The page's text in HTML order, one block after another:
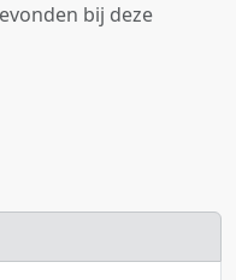
bij deze